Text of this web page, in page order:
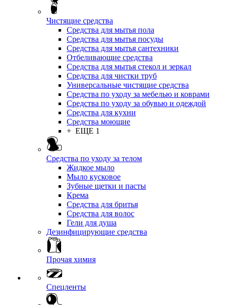
Чистящие средства
Средства для мытья пола
Средства для мытья посуды
Средства для мытья сантехники
Отбеливающие средства
Средства для мытья стекол и зеркал
Средства для чистки труб
Универсальные чистящие средства
Средства по уходу за мебелью и коврами
Средства по уходу за обувью и одеждой
Средства для кухни
Средства моющие
+ ЕЩЕ 1
Средства по уходу за телом
Жидкое мыло
Мыло кусковое
Зубные щетки и пасты
Крема
Средства для бритья
Средства для волос
Гели для душа
Дезинфицирующие средства
Прочая химия
Спецленты